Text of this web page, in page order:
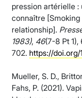
pression artérielle
connaître
relationship].
1983), 46(7-8 Pt 1),
702. https://doi.org/
Mueller, S. D.,
Fahs, P. (2021).